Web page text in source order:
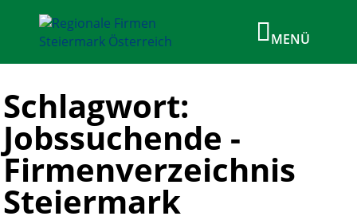
Schlagwort:
Jobssuchende -
Firmenverzeichnis
Steiermark